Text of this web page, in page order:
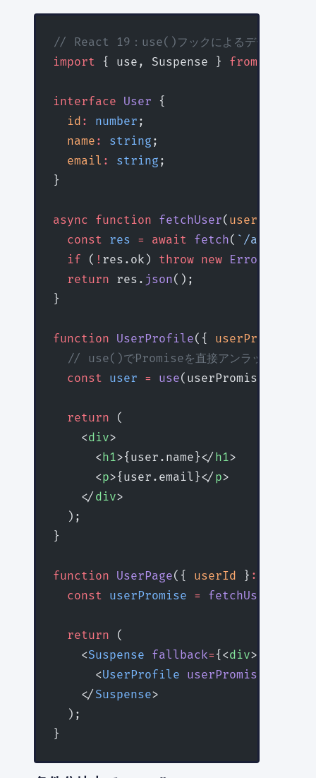
// React 19：use()フックによるデータフェッ
import { use, Suspense } from
interface User {
  id
: number ;
  name
: string ;
  email
: string ;
}
async function fetchUser( userId
  const
res = await fetch( `/api/
  if
( ! res.ok) throw new Error
  return
res. json();
}
function UserProfile({ userPromise
  // use()でPromiseを直接アンラップできる
  const
user = use(userPromise);
  return
(
    <
div>
      <
h1>{user.name}</ h1>
      <
p>{user.email}</ p>
    </
div>
  );
}
function UserPage({ userId } :
  const
userPromise = fetchUser
  return
(
    <
Suspense fallback= {<div>読み込み
      <
UserProfile userPromise
    </
Suspense>
  );
}